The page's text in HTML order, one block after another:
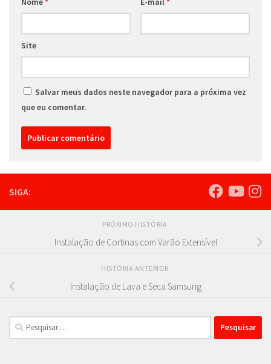
Site
Salvar meus dados neste navegador para a próxima vez
que eu comentar.
SIGA:
PRÓXIMO HISTÓRIA
Instalação de Cortinas com Varão Extensível
HISTÓRIA ANTERIOR
Instalação de Lava e Seca Samsung
Pesquisar
por: